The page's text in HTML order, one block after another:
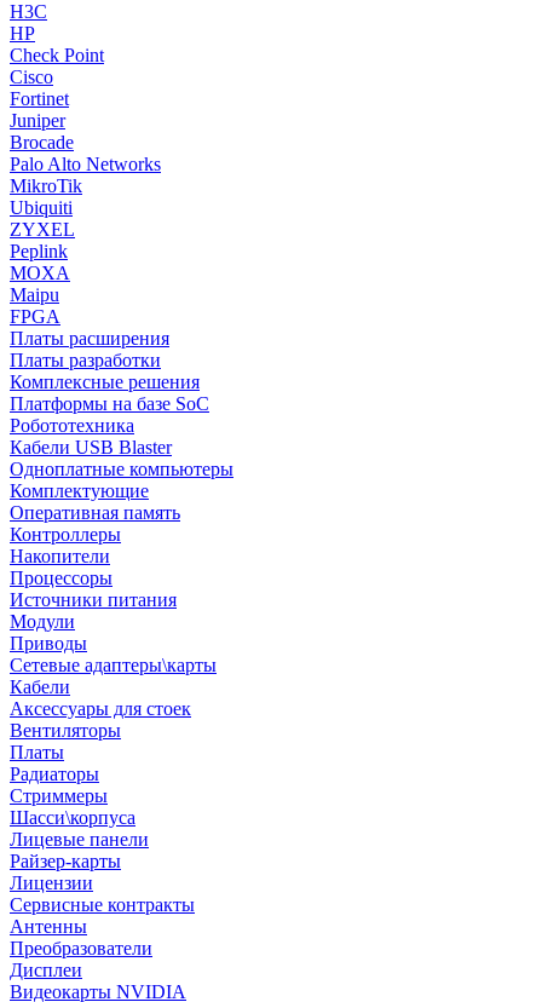
H3C
HP
Check Point
Cisco
Fortinet
Juniper
Brocade
Palo Alto Networks
MikroTik
Ubiquiti
ZYXEL
Peplink
MOXA
Maipu
FPGA
Платы расширения
Платы разработки
Комплексные решения
Платформы на базе SoC
Робототехника
Кабели USB Blaster
Одноплатные компьютеры
Комплектующие
Оперативная память
Контроллеры
Накопители
Процессоры
Источники питания
Модули
Приводы
Сетевые адаптеры\карты
Кабели
Аксессуары для стоек
Вентиляторы
Платы
Радиаторы
Стриммеры
Шасси\корпуса
Лицевые панели
Райзер-карты
Лицензии
Сервисные контракты
Антенны
Преобразователи
Дисплеи
Видеокарты NVIDIA